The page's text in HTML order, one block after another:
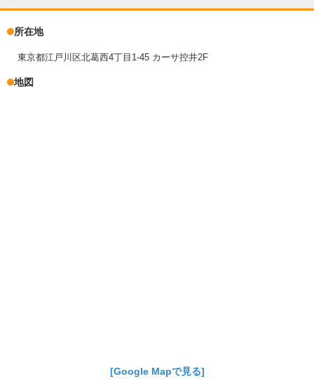
所在地
東京都江戸川区北葛西4丁目1-45 カーサ控井2F
地図
[Google Mapで見る]